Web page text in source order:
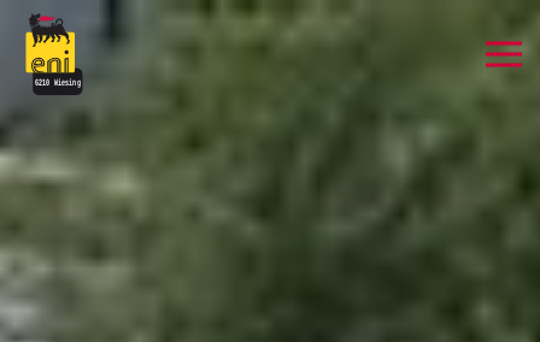
Zum Hauptinhalt springen